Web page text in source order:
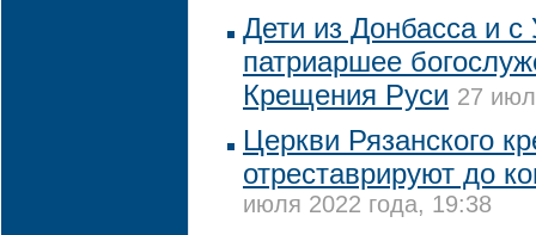
Дети из Донбасса и с
патриаршее
Крещения Руси 27
Церкви Рязанского
отреставрируют до
июля 2022 года, 19:38